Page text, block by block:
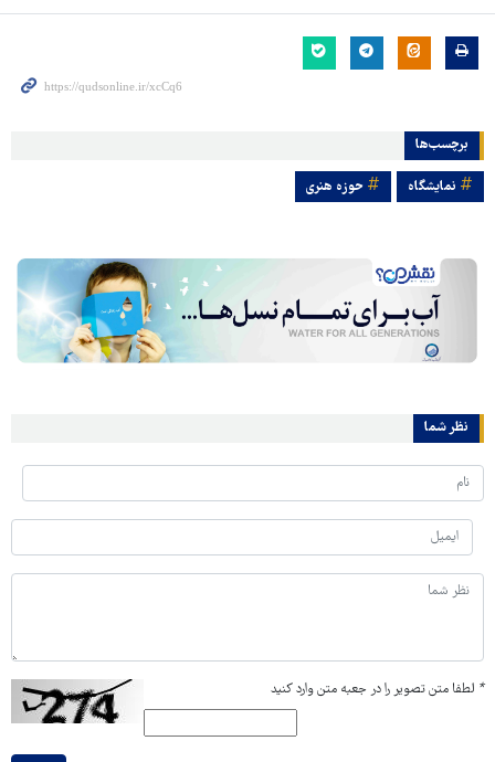
برچسب‌ها
نمایشگاه حوزه هنری
نظر شما
* لطفا متن تصویر را در جعبه متن وارد کنید